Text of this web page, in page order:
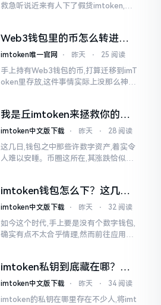
救急听说近来有人下了假货imtoken,心
是陷阱。
Web3钱包里的币怎么转进
imToken？别慌，三步搞定
imtoken唯一官网 ⋅ 昨天 ⋅ 25 阅读
手上持有Web3钱包的币,打算迁移到imT
oken里存放,这件事情实际上没那么神秘
我是丘imtoken来拯救你的钱
包
imtoken中文版下载 ⋅ 昨天 ⋅ 28 阅读
这几日,钱包之中那些许数字资产,着实令
人难以安睡。币圈这所在,其涨跌恰似翻
堆币
imtoken钱包怎么下？这几种
靠谱路子别走歪
imtoken中文版下载 ⋅ 昨天 ⋅ 32 阅读
如今这个时代,手上要是没有个数字钱包,
确实有点不太合乎情理,然而前往应用商
似乎相似
imtoken私钥到底藏在哪？别
慌，找对地方才安心
imtoken中文版下载 ⋅ 昨天 ⋅ 34 阅读
imtoken的私钥在哪里存在不少人,将imt